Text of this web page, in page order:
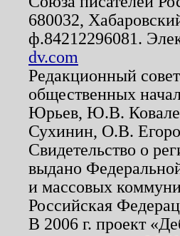
680032,
ф.84212296081.
dv.com
Редакционный
общественных
Юрьев, Ю.В.
Сухинин, О.В.
Свидетельство о
выдано
и массовых
Российская
В 2006 г. проект